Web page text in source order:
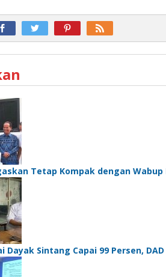
Tetap Kompak dengan
Dayak Sintang Capai 99 Persen,